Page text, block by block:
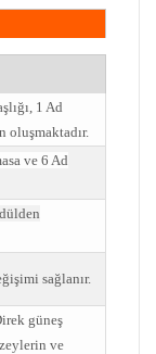
1 Ad
oluşmaktadır.
ve 6 Ad
sağlanır.
güneş
ve